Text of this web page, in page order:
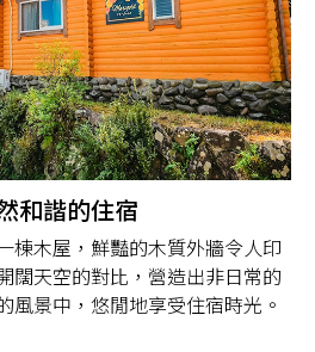
和諧的住宿
棟木屋，鮮豔的木質外牆令人印
闊天空的對比，營造出非日常的
風景中，悠閒地享受住宿時光。